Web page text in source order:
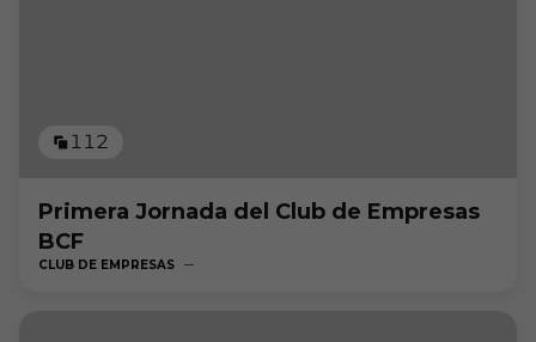
112
Primera Jornada del Club de Empresas
BCF
CLUB DE EMPRESAS